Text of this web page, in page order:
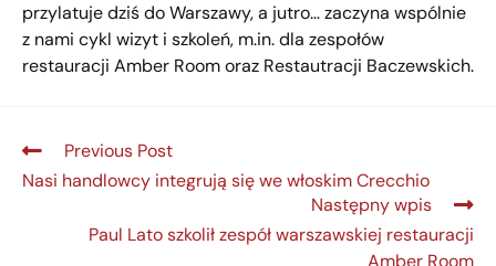
przylatuje dziś do Warszawy, a jutro… zaczyna wspólnie
z nami cykl wizyt i szkoleń, m.in. dla zespołów
restauracji Amber Room oraz Restautracji Baczewskich.
Previous Post
Nasi handlowcy integrują się we włoskim Crecchio
Następny wpis
Paul Lato szkolił zespół warszawskiej restauracji
Amber Room